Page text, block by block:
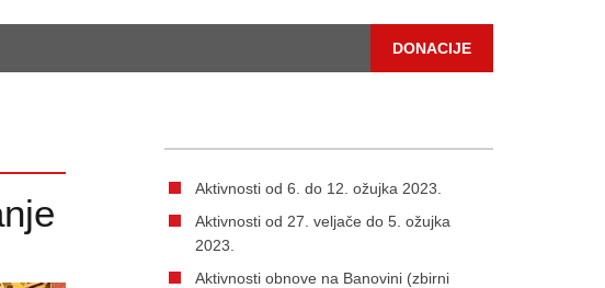
DONACIJE
Aktivnosti od 6. do 12. ožujka 2023.
Aktivnosti od 27. veljače do 5. ožujka
2023.
Aktivnosti obnove na Banovini (zbirni